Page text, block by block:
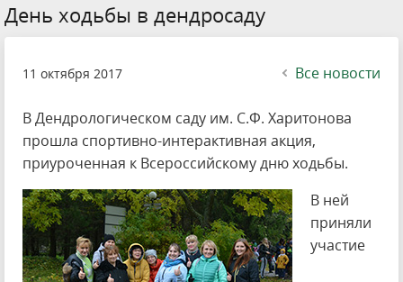
День ходьбы в дендросаду
11 октября 2017 Все новости
В Дендрологическом саду им. С.Ф. Харитонова
прошла спортивно-интерактивная акция,
приуроченная к Всероссийскому дню ходьбы.
В ней
приняли
участие